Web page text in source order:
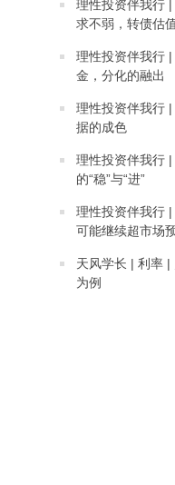
理性投资伴我行
求不弱，转债估
理性投资伴我行
金，分化的融出
理性投资伴我行
据的成色
理性投资伴我行
的“稳”与“进”
理性投资伴我行
可能继续超市场
天风学长 | 利率 |
为例